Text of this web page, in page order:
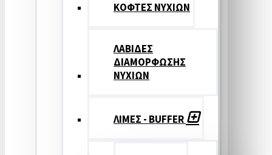
ΚΟΦΤΕΣ ΝΥΧΙΩΝ
ΛΑΒΙΔΕΣ
ΔΙΑΜΟΡΦΩΣΗΣ
ΝΥΧΙΩΝ
ΛΙΜΕΣ - BUFFER